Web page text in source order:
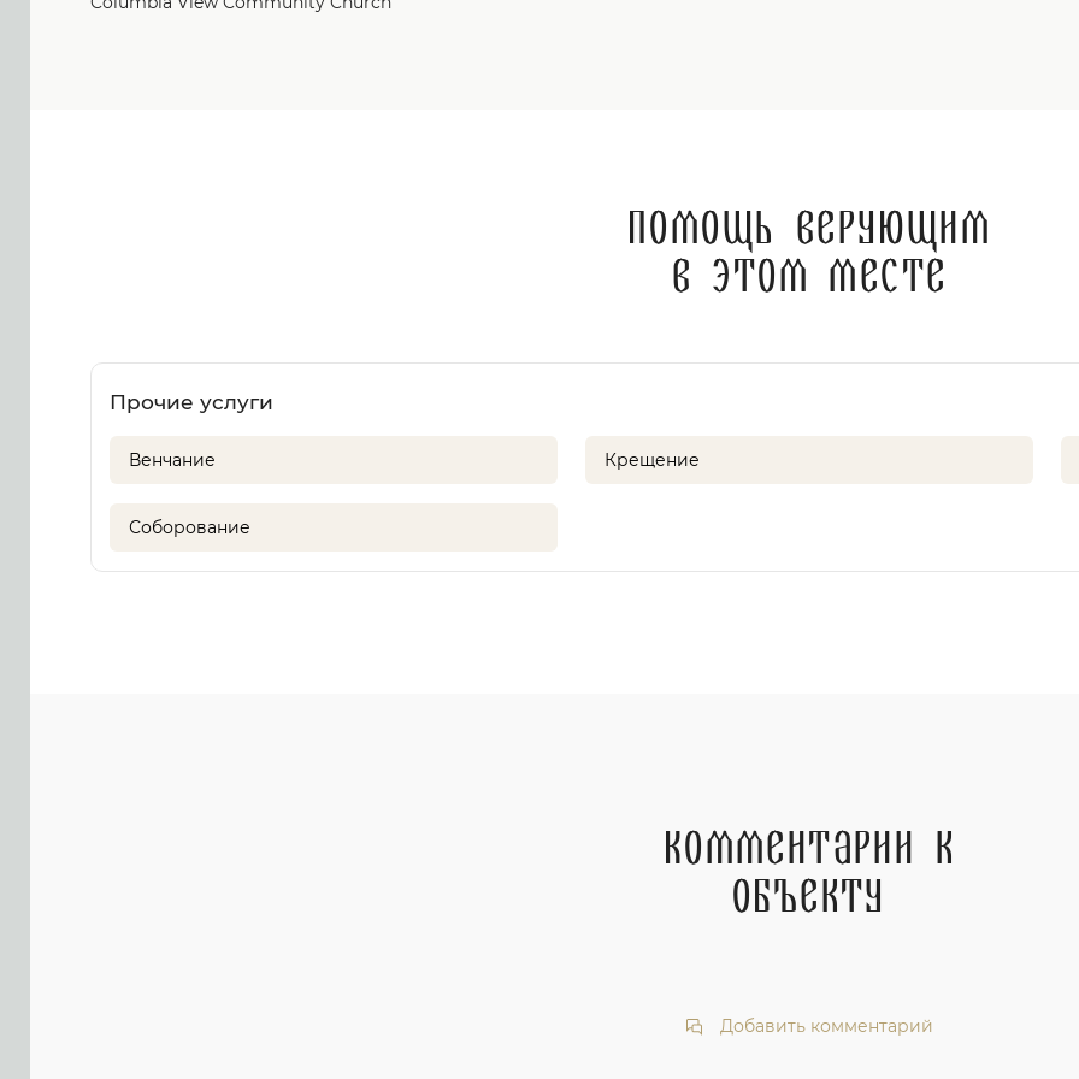
Помощь верующим
в этом месте
Прочие услуги
Венчание Крещение
Соборование
Комментарии к
объекту
Добавить комментарий